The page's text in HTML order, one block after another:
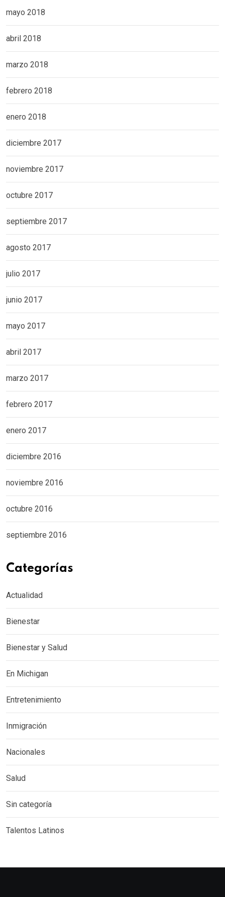
mayo 2018
abril 2018
marzo 2018
febrero 2018
enero 2018
diciembre 2017
noviembre 2017
octubre 2017
septiembre 2017
agosto 2017
julio 2017
junio 2017
mayo 2017
abril 2017
marzo 2017
febrero 2017
enero 2017
diciembre 2016
noviembre 2016
octubre 2016
septiembre 2016
Categorías
Actualidad
Bienestar
Bienestar y Salud
En Michigan
Entretenimiento
Inmigración
Nacionales
Salud
Sin categoría
Talentos Latinos